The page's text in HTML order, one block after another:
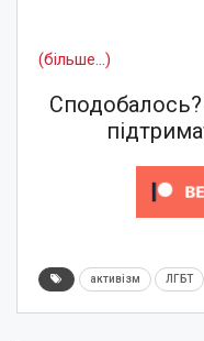
(більше…)
активізм ЛГБТ